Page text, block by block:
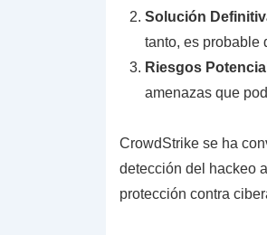
Solución
tanto, es probable
Riesgos
amenazas que
CrowdStrike se ha
detección del hackeo
protección contra